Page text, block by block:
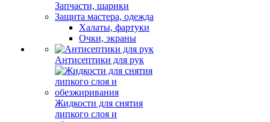
Запчасти, шарики
Защита мастера, одежда
Халаты, фартуки
Очки, экраны
Антисептики для рук
Жидкости для снятия
липкого слоя и